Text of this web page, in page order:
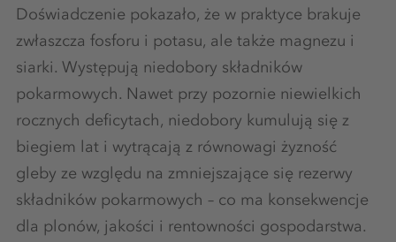
Doświadczenie pokazało, że w praktyce brakuje
zwłaszcza fosforu i potasu, ale także magnezu i
siarki. Występują niedobory składników
pokarmowych. Nawet przy pozornie niewielkich
rocznych deficytach, niedobory kumulują się z
biegiem lat i wytrącają z równowagi żyzność
gleby ze względu na zmniejszające się rezerwy
składników pokarmowych – co ma konsekwencje
dla plonów, jakości i rentowności gospodarstwa.